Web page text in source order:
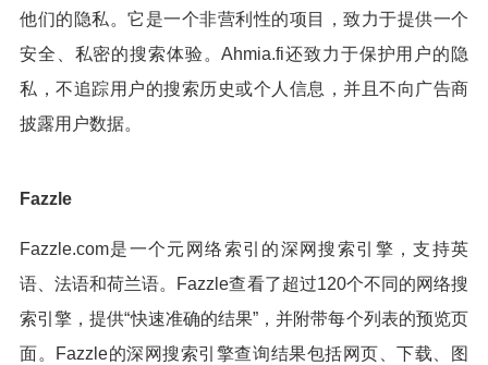
他们的隐私。它是一个非营利性的项目，致力于提供一个
安全、私密的搜索体验。Ahmia.fi还致力于保护用户的隐
私，不追踪用户的搜索历史或个人信息，并且不向广告商
披露用户数据。
Fazzle
Fazzle.com是一个元网络索引的深网搜索引擎，支持英
语、法语和荷兰语。Fazzle查看了超过120个不同的网络搜
索引擎，提供“快速准确的结果”，并附带每个列表的预览页
面。Fazzle的深网搜索引擎查询结果包括网页、下载、图